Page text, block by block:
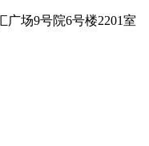
场9号院6号楼2201室